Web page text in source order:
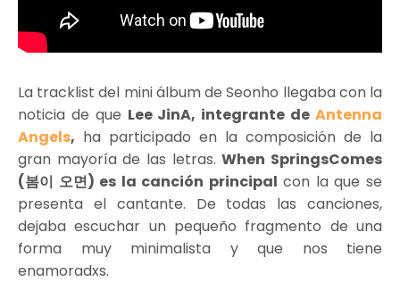
La tracklist del mini álbum de Seonho llegaba con la
noticia de que Lee JinA, integrante deAntenna
Angels, ha participado en la composición de la
gran mayoría de las letras.When SpringsComes
(봄이 오면) es la canción principal con la que se
presenta el cantante. De todas las canciones,
dejaba escuchar un pequeño fragmento de una
forma muy minimalista y que nos tiene
enamoradxs.